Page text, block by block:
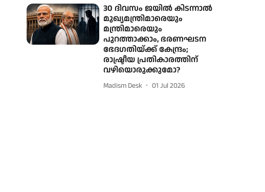
30 ദിവസം ജയില്‍ കിടന്നാല്‍
മുഖ്യമന്ത്രിമാരെയും
മന്ത്രിമാരെയും
പുറത്താക്കാം, ഭരണഘടന
ഭേദഗതിയ്ക്ക് കേന്ദ്രം;
രാഷ്ട്രീയ പ്രതികാരത്തിന്
വഴിയൊരുക്കുമോ?
Madism Desk 01 Jul 2026